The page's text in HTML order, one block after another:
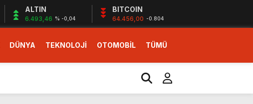
ALTIN
6.493,46 % -0,04
BITCOIN
64.456,00 -0.804
DÜNYA TEKNOLOJİ OTOMOBİL TÜMÜ